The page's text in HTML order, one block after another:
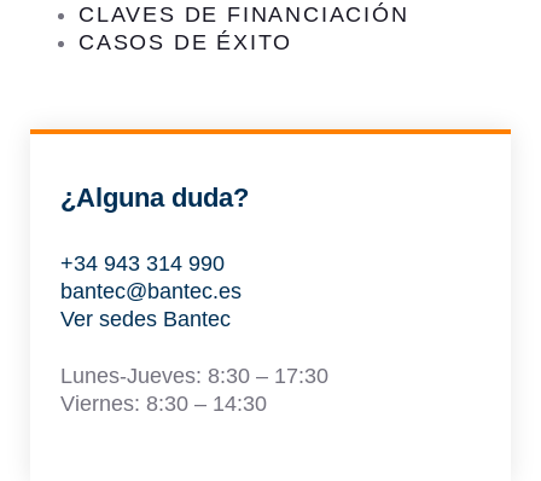
CLAVES DE FINANCIACIÓN
CASOS DE ÉXITO
¿Alguna duda?
+34 943 314 990
bantec@bantec.es
Ver sedes Bantec
Lunes-Jueves: 8:30 – 17:30
Viernes: 8:30 – 14:30